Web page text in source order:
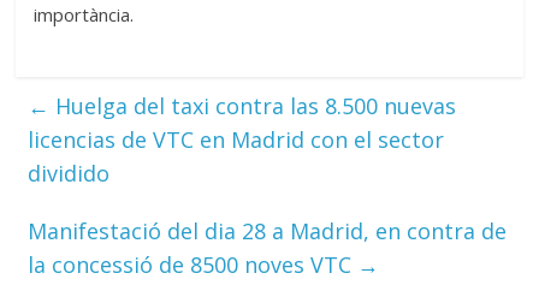
importància.
← Huelga del taxi contra las 8.500 nuevas
licencias de VTC en Madrid con el sector
dividido
Manifestació del dia 28 a Madrid, en contra de
la concessió de 8500 noves VTC →